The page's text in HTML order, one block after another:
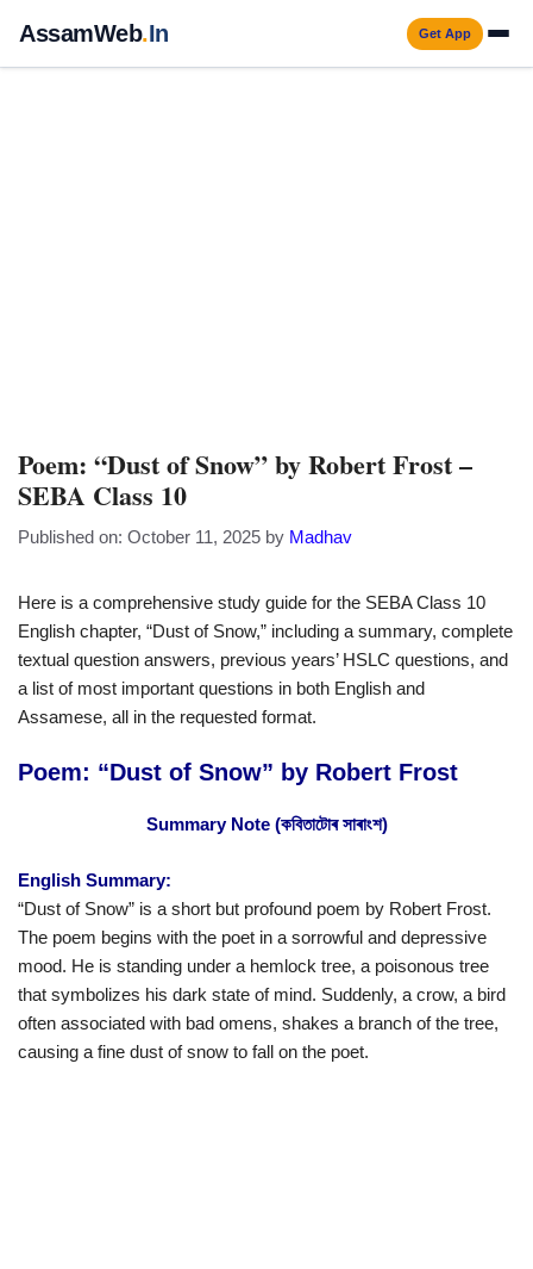
content
AssamWeb.In Get App
Poem: “Dust of Snow” by Robert Frost –
SEBA Class 10
Published on: October 11, 2025 by Madhav
Here is a comprehensive study guide for the SEBA Class 10
English chapter, “Dust of Snow,” including a summary, complete
textual question answers, previous years’ HSLC questions, and
a list of most important questions in both English and
Assamese, all in the requested format.
Poem: “Dust of Snow” by Robert Frost
Summary Note (কবিতাটোৰ সাৰাংশ)
English Summary:
“Dust of Snow” is a short but profound poem by Robert Frost.
The poem begins with the poet in a sorrowful and depressive
mood. He is standing under a hemlock tree, a poisonous tree
that symbolizes his dark state of mind. Suddenly, a crow, a bird
often associated with bad omens, shakes a branch of the tree,
causing a fine dust of snow to fall on the poet.